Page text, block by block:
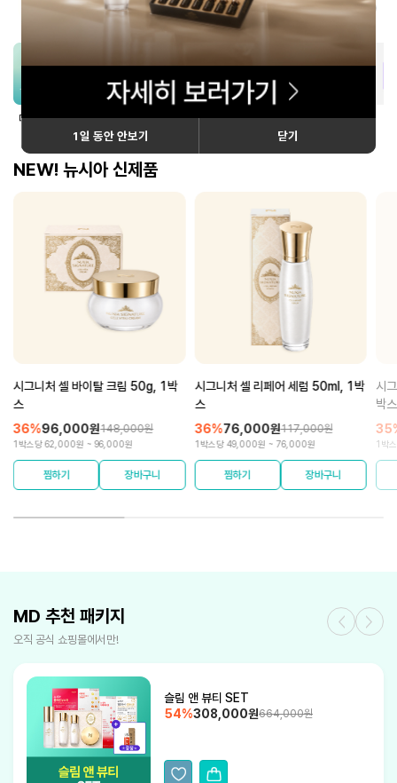
2/11
데일리 세트 뷰티 건강기능식품 로얄 골든팩 알뜰 구성
NEW! 뉴시아 신제품
시그니처 셀 바이탈 크림 50g, 1박
스
36%96,000원148,000원
1박스당 62,000원 ~ 96,000원
시그니처 셀 리페어 세럼 50ml, 1박
스
36%76,000원117,000원
1박스당 49,000원 ~ 76,000원
시
박스
1박
MD 추천 패키지
오직 공식 쇼핑몰에서만!
슬림 앤 뷰티 SET
54%308,000원664,000원